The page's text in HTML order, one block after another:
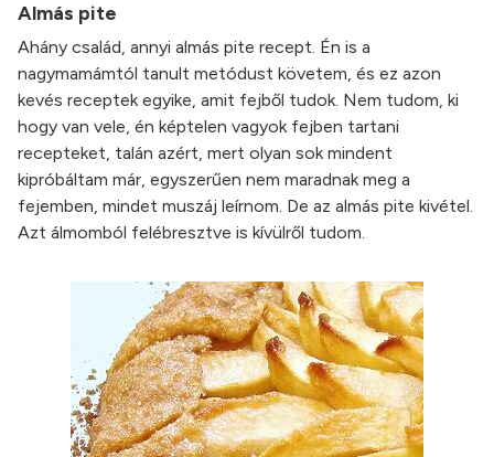
Almás pite
Ahány család, annyi almás pite recept. Én is a
nagymamámtól tanult metódust követem, és ez azon
kevés receptek egyike, amit fejből tudok. Nem tudom, ki
hogy van vele, én képtelen vagyok fejben tartani
recepteket, talán azért, mert olyan sok mindent
kipróbáltam már, egyszerűen nem maradnak meg a
fejemben, mindet muszáj leírnom. De az almás pite kivétel.
Azt álmomból felébresztve is kívülről tudom.